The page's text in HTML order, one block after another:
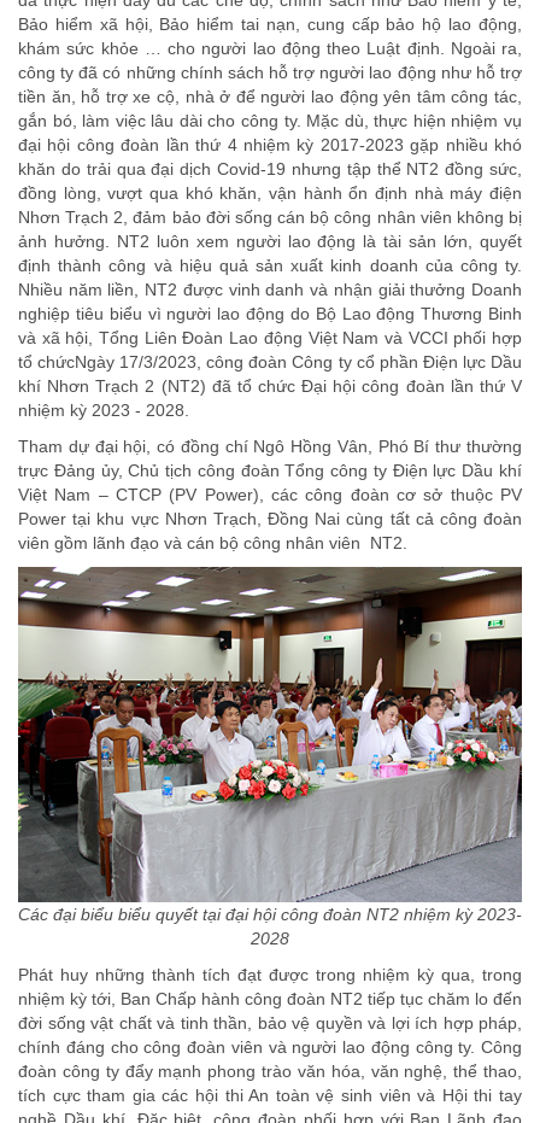
Bảo hiểm xã hội, Bảo hiểm tai nạn, cung cấp bảo hộ lao động,
khám sức khỏe … cho người lao động theo Luật định. Ngoài ra,
công ty đã có những chính sách hỗ trợ người lao động như hỗ trợ
tiền ăn, hỗ trợ xe cộ, nhà ở để người lao động yên tâm công tác,
gắn bó, làm việc lâu dài cho công ty. Mặc dù, thực hiện nhiệm vụ
đại hội công đoàn lần thứ 4 nhiệm kỳ 2017-2023 gặp nhiều khó
khăn do trải qua đại dịch Covid-19 nhưng tập thể NT2 đồng sức,
đồng lòng, vượt qua khó khăn, vận hành ổn định nhà máy điện
Nhơn Trạch 2, đảm bảo đời sống cán bộ công nhân viên không bị
ảnh hưởng. NT2 luôn xem người lao động là tài sản lớn, quyết
định thành công và hiệu quả sản xuất kinh doanh của công ty.
Nhiều năm liền, NT2 được vinh danh và nhận giải thưởng Doanh
nghiệp tiêu biểu vì người lao động do Bộ Lao động Thương Binh
và xã hội, Tổng Liên Đoàn Lao động Việt Nam và VCCI phối hợp
tổ chứcNgày 17/3/2023, công đoàn Công ty cổ phần Điện lực Dầu
khí Nhơn Trạch 2 (NT2) đã tổ chức Đại hội công đoàn lần thứ V
nhiệm kỳ 2023 - 2028.
Tham dự đại hội, có đồng chí Ngô Hồng Vân, Phó Bí thư thường
trực Đảng ủy, Chủ tịch công đoàn Tổng công ty Điện lực Dầu khí
Việt Nam – CTCP (PV Power), các công đoàn cơ sở thuộc PV
Power tại khu vực Nhơn Trạch, Đồng Nai cùng tất cả công đoàn
viên gồm lãnh đạo và cán bộ công nhân viên NT2.
Các đại biểu biểu quyết tại đại hội công đoàn NT2 nhiệm kỳ 2023-
2028
Phát huy những thành tích đạt được trong nhiệm kỳ qua, trong
nhiệm kỳ tới, Ban Chấp hành công đoàn NT2 tiếp tục chăm lo đến
đời sống vật chất và tinh thần, bảo vệ quyền và lợi ích hợp pháp,
chính đáng cho công đoàn viên và người lao động công ty. Công
đoàn công ty đẩy mạnh phong trào văn hóa, văn nghệ, thể thao,
tích cực tham gia các hội thi An toàn vệ sinh viên và Hội thi tay